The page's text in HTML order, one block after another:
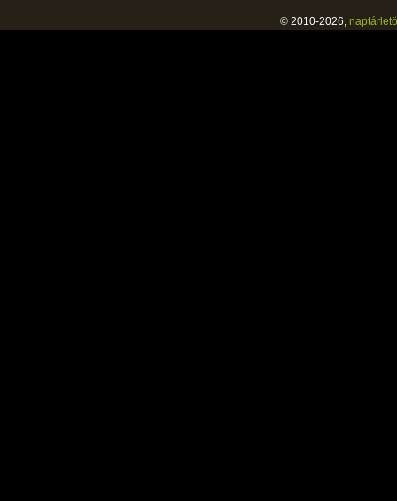
© 2010-2026,